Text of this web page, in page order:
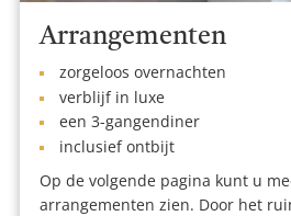
Arrangementen
zorgeloos overnachten
verblijf in luxe
een 3-gangendiner
inclusief ontbijt
Op de volgende pagina kunt u
arrangementen zien. Door het